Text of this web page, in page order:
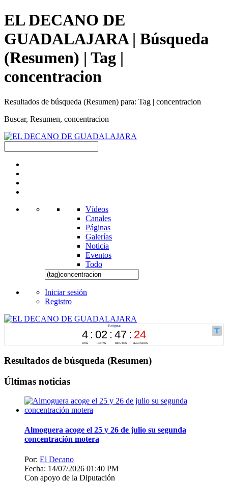
EL DECANO DE
GUADALAJARA | Búsqueda
(Resumen) | Tag |
concentracion
Resultados de búsqueda (Resumen) para: Tag | concentracion
Buscar, Resumen, concentracion
Vídeos
Canales
Páginas
Galerías
Noticia
Eventos
Todo
Iniciar sesión
Registro
Resultados de búsqueda (Resumen)
Últimas noticias
Almoguera acoge el 25 y 26 de julio su segunda
concentración motera
Por: El Decano
Fecha: 14/07/2026 01:40 PM
Con apoyo de la Diputación